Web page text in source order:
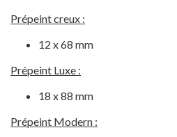
Prépeint creux :
12 x 68 mm
Prépeint Luxe :
18 x 88 mm
Prépeint Modern :